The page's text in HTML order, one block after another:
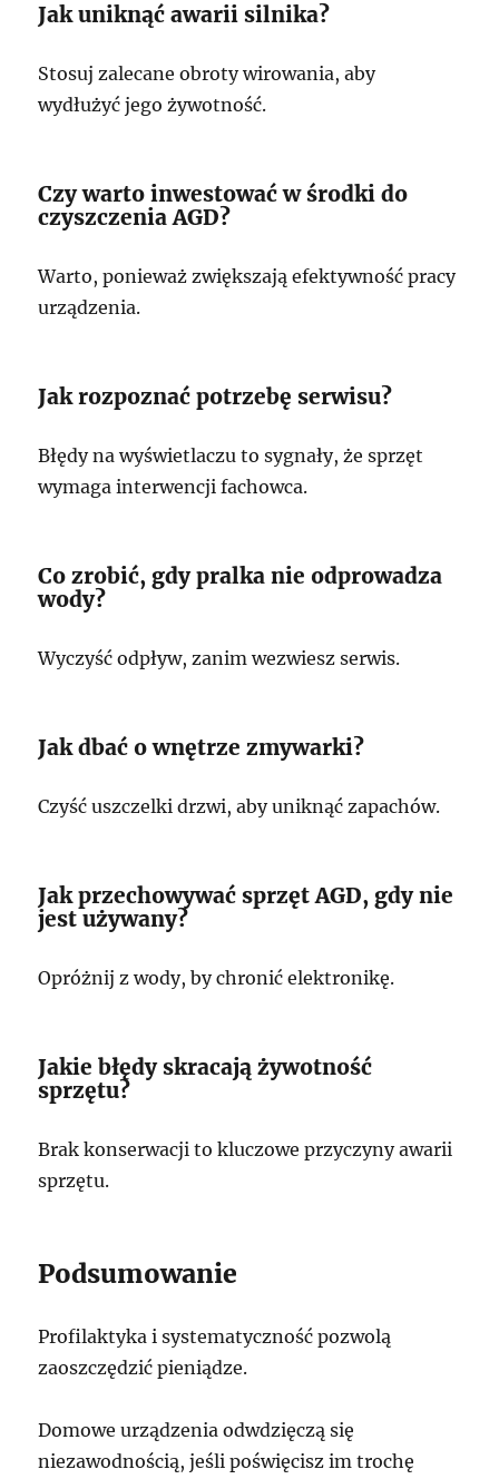
Jak uniknąć awarii silnika?
Stosuj zalecane obroty wirowania, aby
wydłużyć jego żywotność.
Czy warto inwestować w środki do
czyszczenia AGD?
Warto, ponieważ zwiększają efektywność pracy
urządzenia.
Jak rozpoznać potrzebę serwisu?
Błędy na wyświetlaczu to sygnały, że sprzęt
wymaga interwencji fachowca.
Co zrobić, gdy pralka nie odprowadza
wody?
Wyczyść odpływ, zanim wezwiesz serwis.
Jak dbać o wnętrze zmywarki?
Czyść uszczelki drzwi, aby uniknąć zapachów.
Jak przechowywać sprzęt AGD, gdy nie
jest używany?
Opróżnij z wody, by chronić elektronikę.
Jakie błędy skracają żywotność
sprzętu?
Brak konserwacji to kluczowe przyczyny awarii
sprzętu.
Podsumowanie
Profilaktyka i systematyczność pozwolą
zaoszczędzić pieniądze.
Domowe urządzenia odwdzięczą się
niezawodnością, jeśli poświęcisz im trochę